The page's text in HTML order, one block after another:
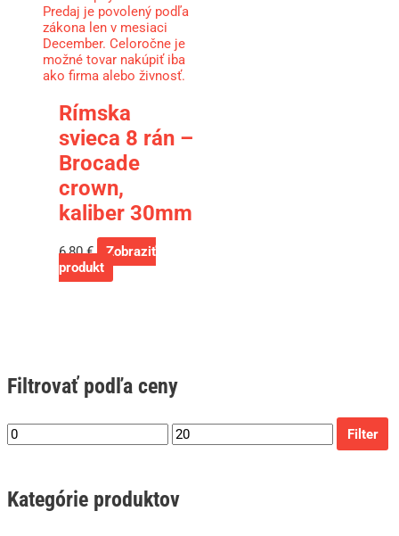
Filtrovať podľa ceny
Filter
Kategórie produktov
Predaj je povolený podľa
zákona len v mesiaci
December. Celoročne je
možné tovar nakúpiť iba
ako firma alebo živnosť.
Rímska
svieca 8 rán –
Brocade
crown,
kaliber 30mm
6,80€
Zobraziť
produkt